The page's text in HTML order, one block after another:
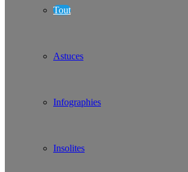
Tout
Astuces
Infographies
Insolites